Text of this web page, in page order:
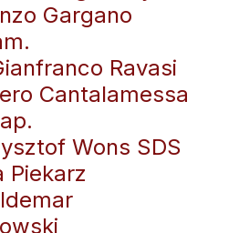
Gargano
Ravasi
Cantalamessa
Wons SDS
Piekarz